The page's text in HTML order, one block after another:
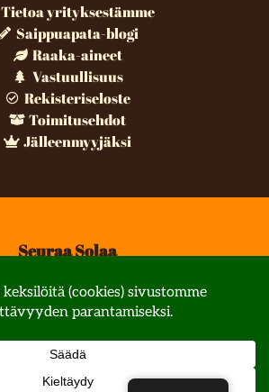
Tietoa yrityksestämme
Saippuapata-blogi
Raaka-aineet
Vastuullisuus
Rekisteriseloste
Toimitusehdot
Jälleenmyyjäksi
Seuraa Solaa
© All rights reserved